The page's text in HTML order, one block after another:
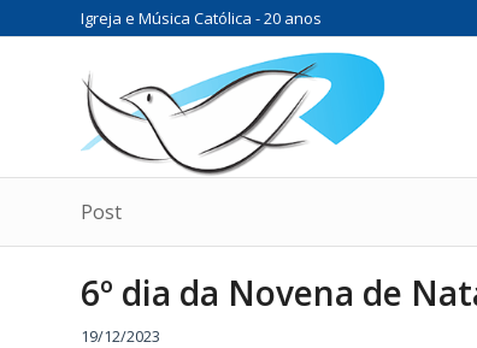
Igreja e Música Católica - 20 anos
Post
6º dia da Novena de
19/12/2023